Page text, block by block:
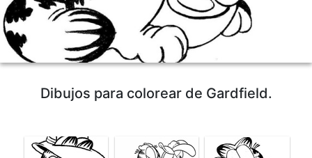
Dibujos para colorear de Gardfield.